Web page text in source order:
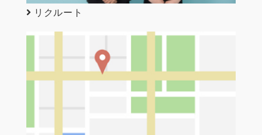
リクルート